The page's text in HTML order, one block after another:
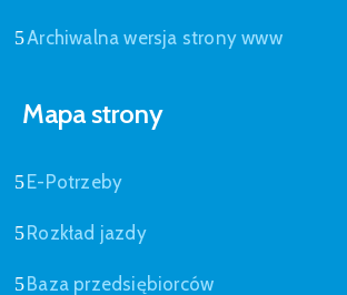
Archiwalna wersja strony www
Mapa strony
E-Potrzeby
Rozkład jazdy
Baza przedsiębiorców